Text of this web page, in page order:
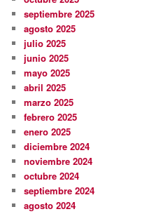
septiembre 2025
agosto 2025
julio 2025
junio 2025
mayo 2025
abril 2025
marzo 2025
febrero 2025
enero 2025
diciembre 2024
noviembre 2024
octubre 2024
septiembre 2024
agosto 2024